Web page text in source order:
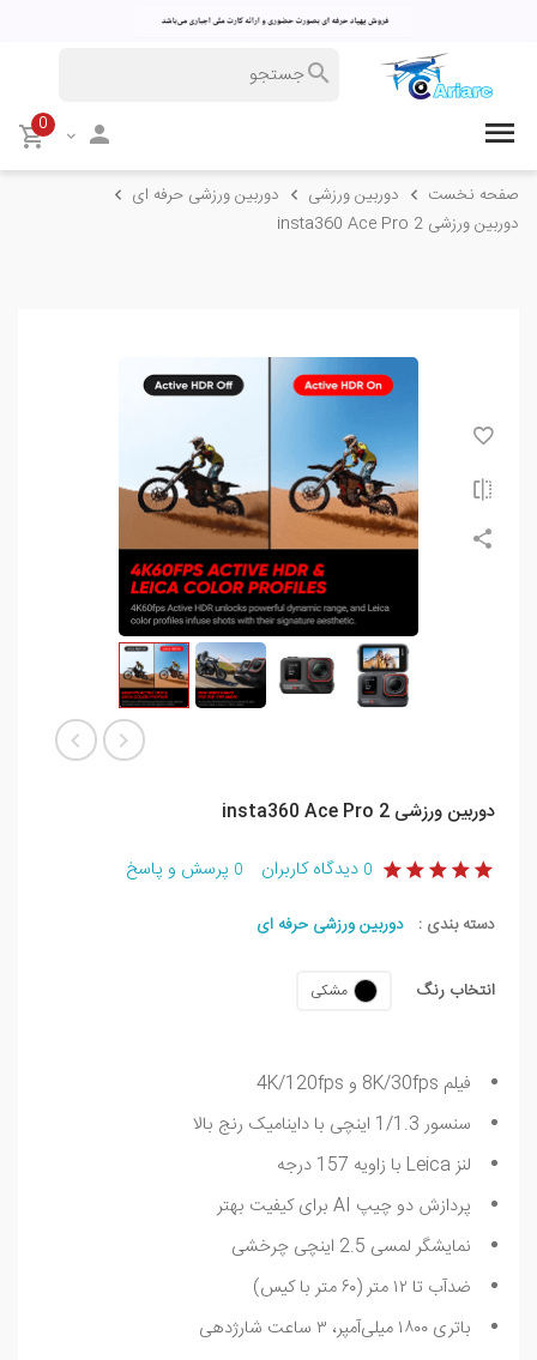
0
صفحه نخست دوربین ورزشی
دوربین ورزشی حرفه ای
دوربین ورزشی insta360 Ace Pro 2
دوربین ورزشی insta360 Ace Pro 2
0 دیدگاه کاربران 0 پرسش و پاسخ
دسته بندی : دوربین ورزشی حرفه ای
انتخاب رنگ مشکی
فیلم 8K/30fps و 4K/120fps
سنسور 1/1.3 اینچی با داینامیک رنج بالا
لنز Leica با زاویه 157 درجه
پردازش دو چیپ AI برای کیفیت بهتر
نمایشگر لمسی 2.5 اینچی چرخشی
ضدآب تا ۱۲ متر (۶۰ متر با کیس)
باتری ۱۸۰۰ میلی‌آمپر، ۳ ساعت شارژدهی